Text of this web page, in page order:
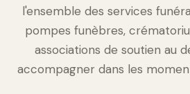
l'ensemble des services
pompes funèbres,
associations de soutien au
accompagner dans les